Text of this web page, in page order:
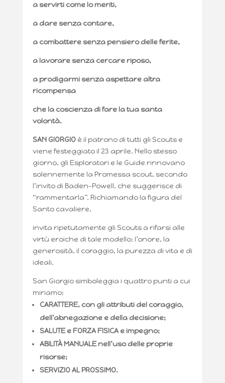
a servirti come lo meriti,
a dare senza contare,
a combattere senza pensiero delle ferite,
a lavorare senza cercare riposo,
a prodigarmi senza aspettare altra
ricompensa
che la coscienza di fare la tua santa
volontà.
SAN GIORGIOè il patrono di tutti gli Scouts e
viene festeggiato il 23 aprile. Nello stesso
giorno, gli Esploratori e le Guide rinnovano
solennemente la Promessa scout, secondo
l’invito di Baden-Powell, che suggerisce di
“rammentarla”. Richiamando la figura del
Santo cavaliere,
invita ripetutamente gli Scouts a rifarsi alle
virtù eroiche di tale modello: l’onore, la
generosità, il coraggio, la purezza di vita e di
ideali.
San Giorgio simboleggia i quattro punti a cui
miriamo:
CARATTERE, con gli attributi del coraggio,
dell’abnegazione e della decisione;
SALUTE e FORZA FISICA e impegno;
ABILITÀ MANUALE nell’uso delle proprie
risorse;
SERVIZIO AL PROSSIMO.